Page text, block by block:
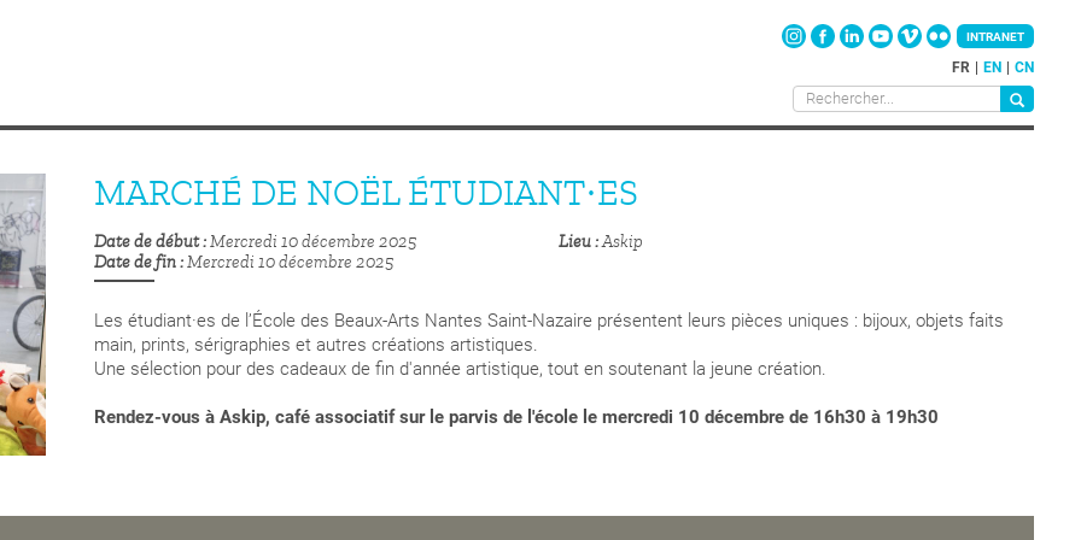
FR EN CN
INTRANET
MARCHÉ DE NOËL ÉTUDIANT·ES
Date de début Mercredi 10 décembre 2025
Date de fin Mercredi 10 décembre 2025
Lieu Askip
Les étudiant·es de l’École des Beaux-Arts Nantes Saint-Nazaire présentent leurs pièces uniques : bijoux, objets faits
main, prints, sérigraphies et autres créations artistiques.
Une sélection pour des cadeaux de fin d'année artistique, tout en soutenant la jeune création.
Rendez-vous à Askip, café associatif sur le parvis de l'école le mercredi 10 décembre de 16h30 à 19h30